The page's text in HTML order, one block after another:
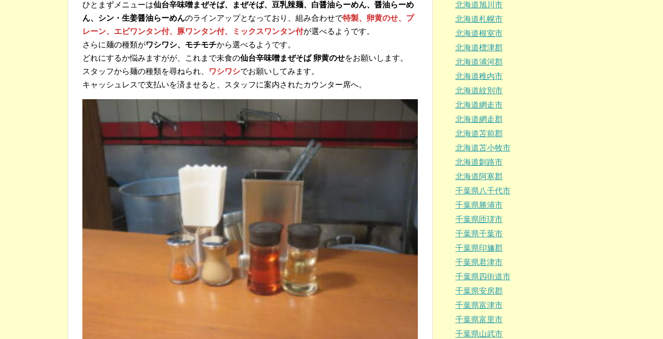
ひとまずメニューは仙台辛味噌まぜそば、まぜそば、豆乳辣麺、白醤油らーめん、醤油らーめ
ん、シン・生姜醤油らーめんのラインアップとなっており、組み合わせで特製、卵黄のせ、プ
レーン、エビワンタン付、豚ワンタン付、ミックスワンタン付が選べるようです。
さらに麺の種類がワシワシ、モチモチから選べるようです。
どれにするか悩みますがが、これまで未食の仙台辛味噌まぜそば 卵黄のせをお願いします。
スタッフから麺の種類を尋ねられ、
ワシワシでお願いしてみます。
キャッシュレスで支払いを済ませると、スタッフに案内されたカウンター席へ。
北海道旭川市
北海道札幌市
北海道根室市
北海道標津郡
北海道浦河郡
北海道稚内市
北海道紋別市
北海道網走市
北海道網走郡
北海道苫前郡
北海道苫小牧市
北海道釧路市
北海道阿寒郡
千葉県八千代市
千葉県勝浦市
千葉県匝瑳市
千葉県千葉市
千葉県印旛郡
千葉県君津市
千葉県四街道市
千葉県安房郡
千葉県富津市
千葉県富里市
千葉県山武市